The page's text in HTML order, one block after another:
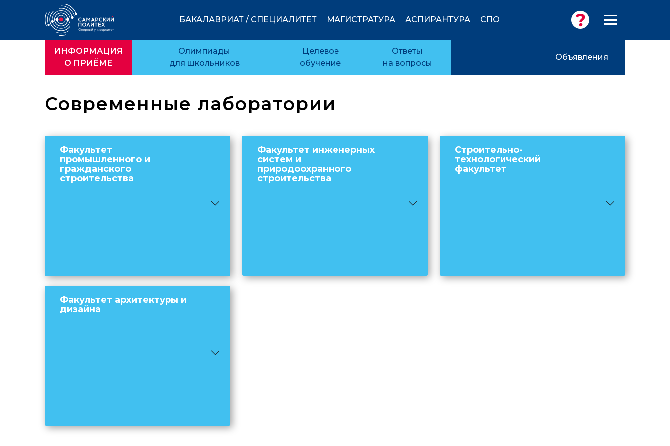
БАКАЛАВРИАТ / СПЕЦИАЛИТЕТ МАГИСТРАТУРА АСПИРАНТУРА СПО
ИНФОРМАЦИЯ
О ПРИЁМЕ
Олимпиады
для школьников
Целевое
обучение
Ответы
на вопросы
Объявления
Современные лаборатории
Факультет
промышленного и
гражданского
строительства
Факультет архитектуры и
дизайна
Факультет инженерных
систем и
природоохранного
строительства
Строительно-
технологический
факультет